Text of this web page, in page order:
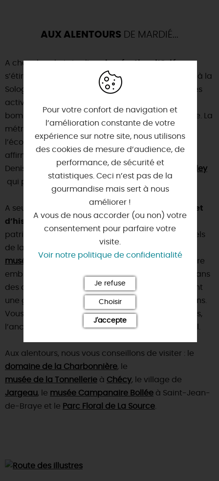
AUX ALENTOURS DE MARDIÉ...
A cheval sur la Loire, l’agglomération d’Orléans
s’étire de la Beauce et de la forêt d’Orléans jusqu’à la
Sologne. Elle a connu au XIXe siècle un essor de ses
activités industrielles avant d’être gravement
bombardée pendant la Seconde Guerre mondiale. La
métropole Orléans s’emploie à développer
l’économie, la culture et l’enseignement, tout en
affirmant son rôle de
. A Saint-
Denis-de-l'Hôtel, il y a l'
aéroport Orléans Loire Valley
qui propose aussi la location de salle.
A seulement 12 km,
« Ville d’art et
d’histoire »
peut être fière de son histoire et de
patrimoine avec la
cathédrale , les nombreux hôtels
de la Renaissance ou encore le très riche
musée des Beaux-Arts
Jeanne d’Arc
est une figure
emblématique, en effet, elle a libéré la ville d’Orléans
des anglais. Ses bords de Loire réaménagés offrent
une grande diversité d’ambiances selon les saisons.
Vous pouvez y admirer l’écluse du canal d’Orléans,
l’ancien port datant du XIXe siècle et le Pont Royal.
Aux alentours, nous vous conseillons de visiter : le
domaine de la Charbonnière, le
musée de la Tonnellerie à Chécy, le village de
Jargeau, le musée Campanaire Bollée à Saint-Jean-
de-Braye et le Parc Floral de La Source
Pour votre confort de navigation et
l’amélioration constante de votre
expérience sur notre site, nous utilisons
des cookies de mesure d’audience, de
performance, de sécurité et
statistiques. Ceci n’est pas de la
gourmandise mais sert à nous
améliorer !
A vous de nous accorder (ou non) votre
consentement pour parfaire votre
visite.
Voir notre politique de confidentialité
Je refuse
Choisir
J'accepte